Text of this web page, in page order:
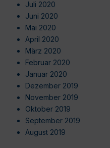
Juli 2020
Juni 2020
Mai 2020
April 2020
März 2020
Februar 2020
Januar 2020
Dezember 2019
November 2019
Oktober 2019
September 2019
August 2019